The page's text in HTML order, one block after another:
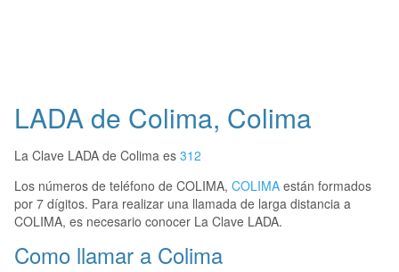
LADA de Colima, Colima
La Clave LADA de Colima es 312
Los números de teléfono de COLIMA, COLIMA están formados
por 7 dígitos. Para realizar una llamada de larga distancia a
COLIMA, es necesario conocer La Clave LADA.
Como llamar a Colima